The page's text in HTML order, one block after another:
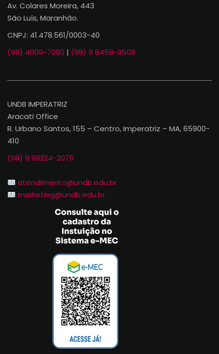
Av. Colares Moreira, 443
São Luís, Maranhão.
CNPJ: 41.478.561/0003-40
(98) 4009-7090 | (98) 9 8459-9508
UNDB IMPERATRIZ
Aracati Office
R. Urbano Santos, 155 – Centro, Imperatriz – MA, 65900-
410
(98) 9 99224-2070
atendimento@undb.edu.br
marketing@undb.edu.br